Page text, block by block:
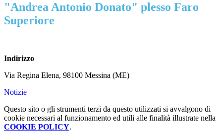
"Andrea Antonio Donato" plesso Faro
Superiore
Indirizzo
Via Regina Elena, 98100 Messina (ME)
Notizie
Questo sito o gli strumenti terzi da questo utilizzati si avvalgono di
cookie necessari al funzionamento ed utili alle finalità illustrate nella
COOKIE POLICY.